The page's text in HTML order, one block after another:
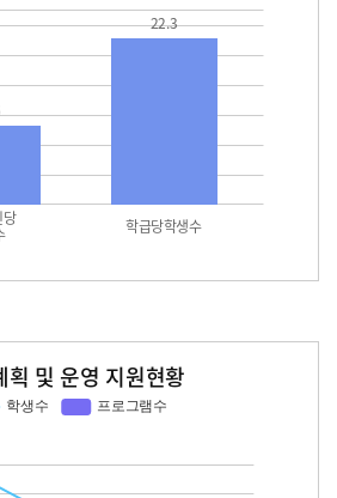
당 학급당학생수
22.3
및 운영 지원현황